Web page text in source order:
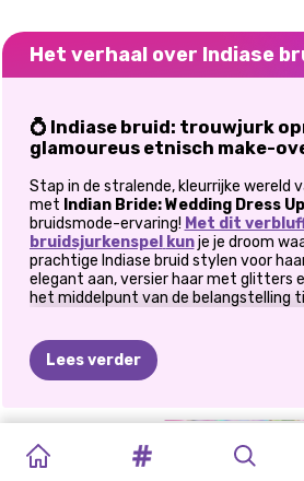
Het verhaal over Indiase
💍 Indiase bruid: trouwjurk
glamoureus etnisch make-
Stap in de stralende, kleurrijke wereld
met Indian Bride: Wedding Dress
bruidsmode-ervaring! Met dit
bruidsjurkenspel kunje je droom
prachtige Indiase bruid stylen voor
elegant aan, versier haar met glitters
het middelpunt van de belangstelling
👰 Kleed de bruid in
traditionele sari's, lehenga's en
Of het nu gaat om rijke rode tinten,
of diepe juweeltinten, elke look
Lees verder
RECEPT:
ACADEMIA-
MAKE-UP
BRUILOFTSSTRIJD:
KLASSIEK
MIJN
PERFECTE
NU
DAN:
ELIZA'S